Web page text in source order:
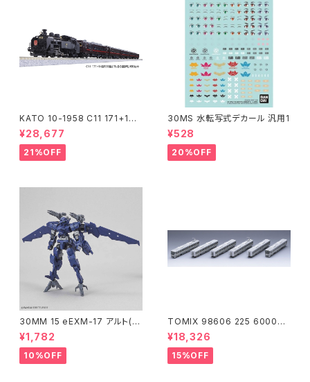
KATO 10-1958 C11 171+14
系｢SL冬の湿原号｣ 6両セット
特企品 Nゲージ 鉄道模型 北海
道（新品 在庫品）
¥28,677
21%OFF
30MS 水転写式デカール 汎用1
¥528
20%OFF
30MM 15 eEXM-17 アルト(空
中戦仕様)ネイビー
¥1,782
10%OFF
TOMIX 98606 225 6000系
(6両) 鉄道模型
¥18,326
15%OFF